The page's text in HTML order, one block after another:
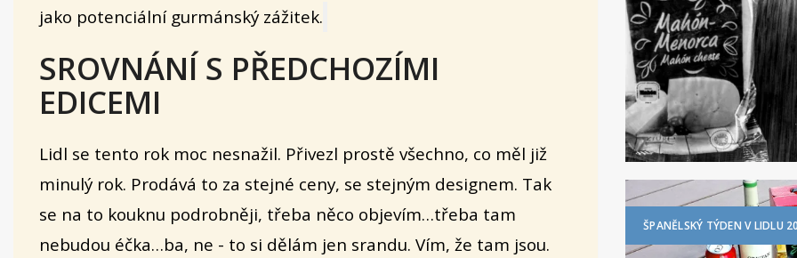
jako potenciální gurmánský zážitek.
SROVNÁNÍ S PŘEDCHOZÍMI
EDICEMI
Lidl se tento rok moc nesnažil. Přivezl prostě všechno, co měl již
minulý rok. Prodává to za stejné ceny, se stejným designem. Tak
se na to kouknu podrobněji, třeba něco objevím…třeba tam
nebudou éčka…ba, ne - to si dělám jen srandu. Vím, že tam jsou.
ŠPANĚLSKÝ TÝDEN V LIDLU